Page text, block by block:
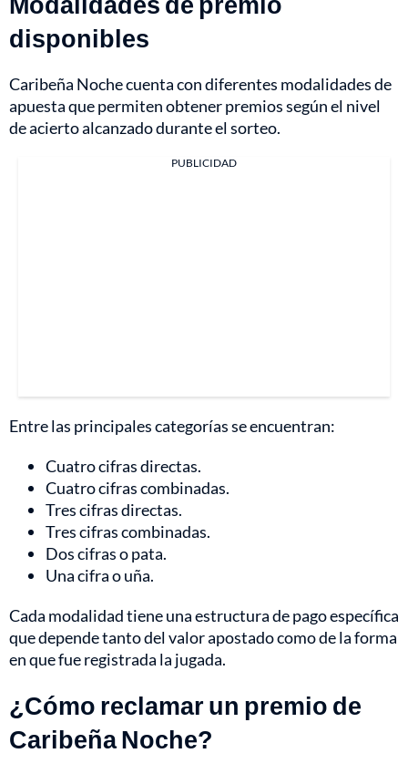
disponibles
Caribeña Noche cuenta con diferentes modalidades de
apuesta que permiten obtener premios según el nivel
de acierto alcanzado durante el sorteo.
PUBLICIDAD
Entre las principales categorías se encuentran:
Cuatro cifras directas.
Cuatro cifras combinadas.
Tres cifras directas.
Tres cifras combinadas.
Dos cifras o pata.
Una cifra o uña.
Cada modalidad tiene una estructura de pago específica
que depende tanto del valor apostado como de la forma
en que fue registrada la jugada.
¿Cómo reclamar un premio de
Caribeña Noche?